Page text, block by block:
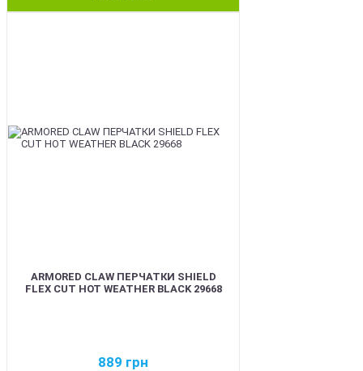
ARMORED CLAW ПЕРЧАТКИ SHIELD
FLEX CUT HOT WEATHER BLACK 29668
889 грн